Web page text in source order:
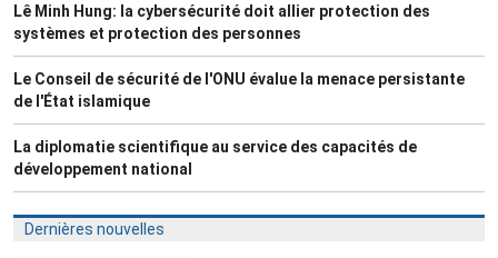
Lê Minh Hung: la cybersécurité doit allier protection des
systèmes et protection des personnes
Le Conseil de sécurité de l'ONU évalue la menace persistante
de l'État islamique
La diplomatie scientifique au service des capacités de
développement national
Dernières nouvelles